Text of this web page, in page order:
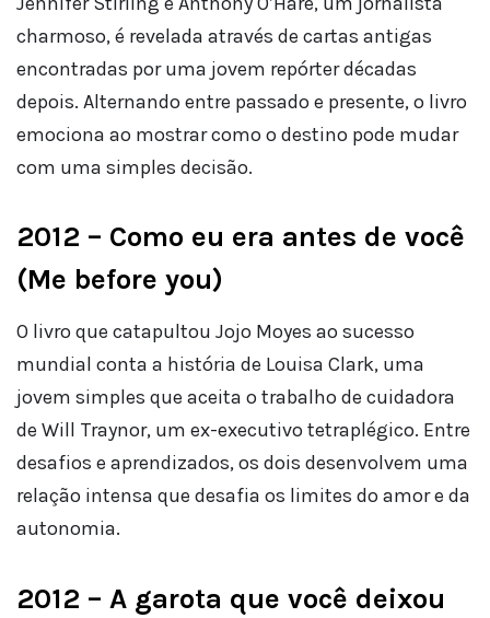
charmoso, é revelada através de cartas antigas
encontradas por uma jovem repórter décadas
depois. Alternando entre passado e presente, o livro
emociona ao mostrar como o destino pode mudar
com uma simples decisão.
2012 – Como eu era antes de você
(Me before you)
O livro que catapultou Jojo Moyes ao sucesso
mundial conta a história de Louisa Clark, uma
jovem simples que aceita o trabalho de cuidadora
de Will Traynor, um ex-executivo tetraplégico. Entre
desafios e aprendizados, os dois desenvolvem uma
relação intensa que desafia os limites do amor e da
autonomia.
2012 – A garota que você deixou